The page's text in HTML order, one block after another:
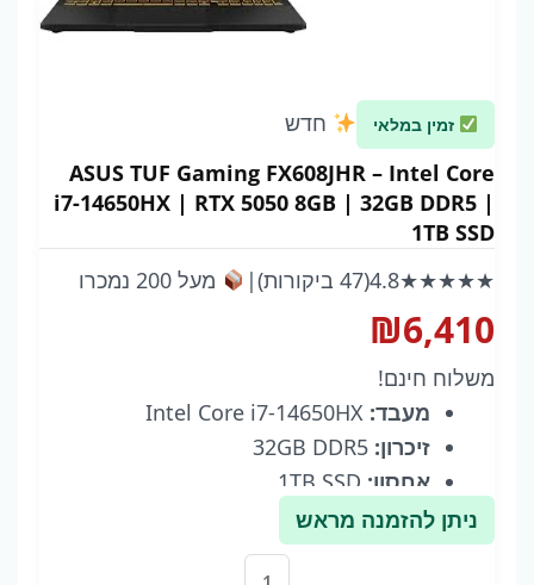
זמין במלאי
חדש
ASUS TUF Gaming FX608JHR – Intel Core
i7-14650HX | RTX 5050 8GB | 32GB DDR5 |
1TB SSD
★★★★★
4.8(47 ביקורות) | מעל 200 נמכרו
₪6,410
משלוח חינם!
מעבד:
זיכרון:
אחסון:
גרפיקה: NVIDIA GeForce RTX 5050 8GB
משלוח:72 שעות
ניתן להזמנה מראש
כמות